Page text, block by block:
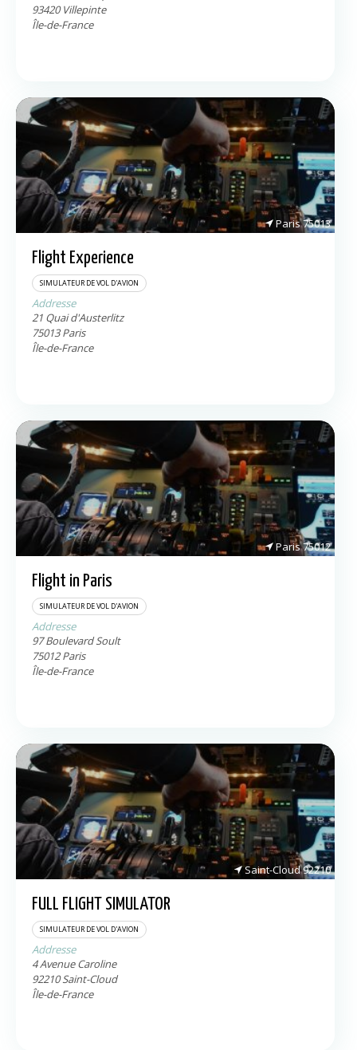
93420 Villepinte
Île-de-France
Paris75013
Flight Experience
SIMULATEUR DE VOL D'AVION
Addresse
21 Quai d'Austerlitz
75013 Paris
Île-de-France
Paris75012
Flight in Paris
SIMULATEUR DE VOL D'AVION
Addresse
97 Boulevard Soult
75012 Paris
Île-de-France
Saint-Cloud92210
FULL FLIGHT SIMULATOR
SIMULATEUR DE VOL D'AVION
Addresse
4 Avenue Caroline
92210 Saint-Cloud
Île-de-France